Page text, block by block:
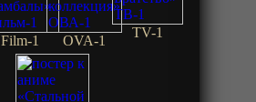
Film-1
OVA-1
TV-1